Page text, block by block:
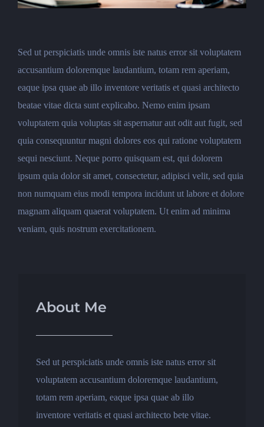
Sed ut perspiciatis unde omnis iste natus error sit voluptatem
accusantium doloremque laudantium, totam rem aperiam,
eaque ipsa quae ab illo inventore veritatis et quasi architecto
beatae vitae dicta sunt explicabo. Nemo enim ipsam
voluptatem quia voluptas sit aspernatur aut odit aut fugit, sed
quia consequuntur magni dolores eos qui ratione voluptatem
sequi nesciunt. Neque porro quisquam est, qui dolorem
ipsum quia dolor sit amet, consectetur, adipisci velit, sed quia
non numquam eius modi tempora incidunt ut labore et dolore
magnam aliquam quaerat voluptatem. Ut enim ad minima
veniam, quis nostrum exercitationem.
About Me
Sed ut perspiciatis unde omnis iste natus error sit
voluptatem accusantium doloremque laudantium,
totam rem aperiam, eaque ipsa quae ab illo
inventore veritatis et quasi architecto bete vitae.